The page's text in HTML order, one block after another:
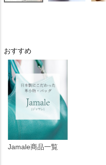
おすすめ
Jamale商品一覧